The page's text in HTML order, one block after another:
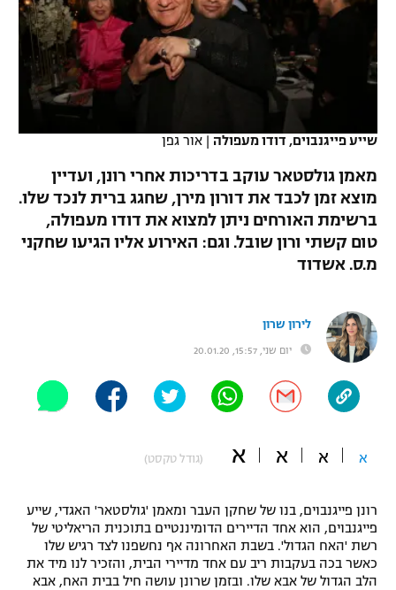
VOD
תוצאות
לוח שידורים
"מעל הליגה" – פודקאסט
תקנון משתתפים וזוכים בפרסים
תקנון עבור פעילות אלקטרה
טניס
נבחרת ישראל
מכבי חיפה
בית"ר ירושלים
מכבי תל אביב
הפועל תל אביב
הפועל חיפה
מכבי נתניה
בני יהודה
ליגה איטלקית
ליגה הולנדית
ליגה טורקית
ליגה סינית
ליגות נוספות
כדורסל נשים
מכבי תל אביב
הפועל חולון
הפועל ירושלים
דני אבדיה
כדורעף
שחייה
ג'ודו
אגרוף
UFC
היאבקות WWE
כדורמים
פוטבול אמריקאי NFL
שייע פייגנבוים, דודו מעפולה | אור גפן
מאמן גולסטאר עוקב בדריכות אחרי רונן, ועדיין
מוצא זמן לכבד את דורון מירן, שחגג ברית לנכד שלו.
ברשימת האורחים ניתן למצוא את דודו מעפולה,
טום קשתי ורון שובל. וגם: האירוע אליו הגיעו שחקני
מ.ס. אשדוד
לירון שרון
יום שני, 15:57, 20.01.20
א א א א (גודל טקסט)
רונן פייגנבוים, בנו של שחקן העבר ומאמן 'גולסטאר' האגדי, שייע
פייגנבוים, הוא אחד הדיירים הדומיננטיים בתוכנית הריאליטי של
רשת 'האח הגדול'. בשבת האחרונה אף נחשפנו לצד רגיש שלו
כאשר בכה בעקבות ריב עם אחד מדיירי הבית, והזכיר לנו מיד את
הלב הגדול של אבא שלו. ובזמן שרונן עושה חיל בבית האח, אבא